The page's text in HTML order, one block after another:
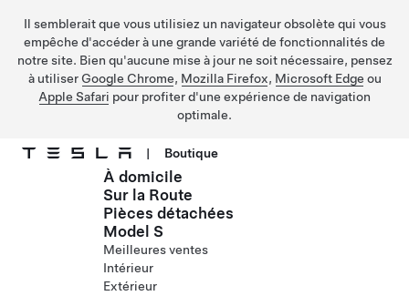
Il semblerait que vous utilisiez un navigateur obsolète qui vous
empêche d'accéder à une grande variété de fonctionnalités de
notre site. Bien qu'aucune mise à jour ne soit nécessaire, pensez
à utiliser Google Chrome, Mozilla Firefox, Microsoft Edge ou
Apple Safari pour profiter d'une expérience de navigation
optimale.
Passer au contenu principal
| Boutique
À domicile
Sur la Route
Pièces détachées
Model S
Meilleures ventes
Intérieur
Extérieur